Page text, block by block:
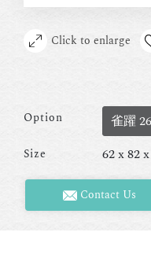
Click to enlarge
Option 雀躍
Size 62 x 82
Contact Us